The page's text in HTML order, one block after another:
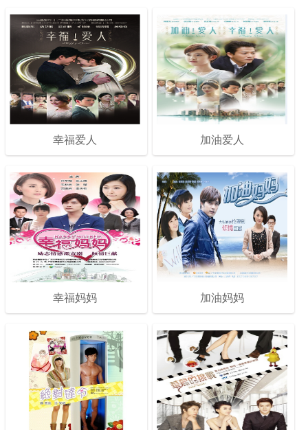
幸福爱人 加油爱人
幸福妈妈 加油妈妈